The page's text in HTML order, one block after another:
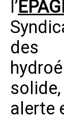
l’
des
alerte